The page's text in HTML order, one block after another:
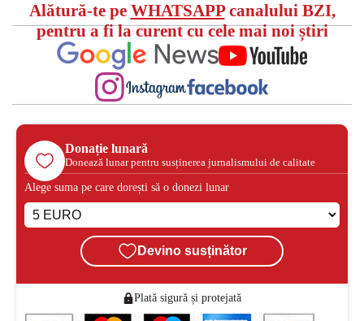
Alătură-te pe WHATSAPPcanalului BZI,
pentru a fi la curent cu cele mai noi știri
Donație lunară
Donează lunar pentru susținerea jurnalismului de calitate
Alege suma pe care dorești să o donezi lunar
Devino susținător
Plată sigură și protejată